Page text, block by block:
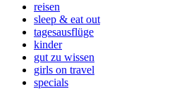
reisen
sleep & eat out
tagesausflüge
kinder
gut zu wissen
girls on travel
specials